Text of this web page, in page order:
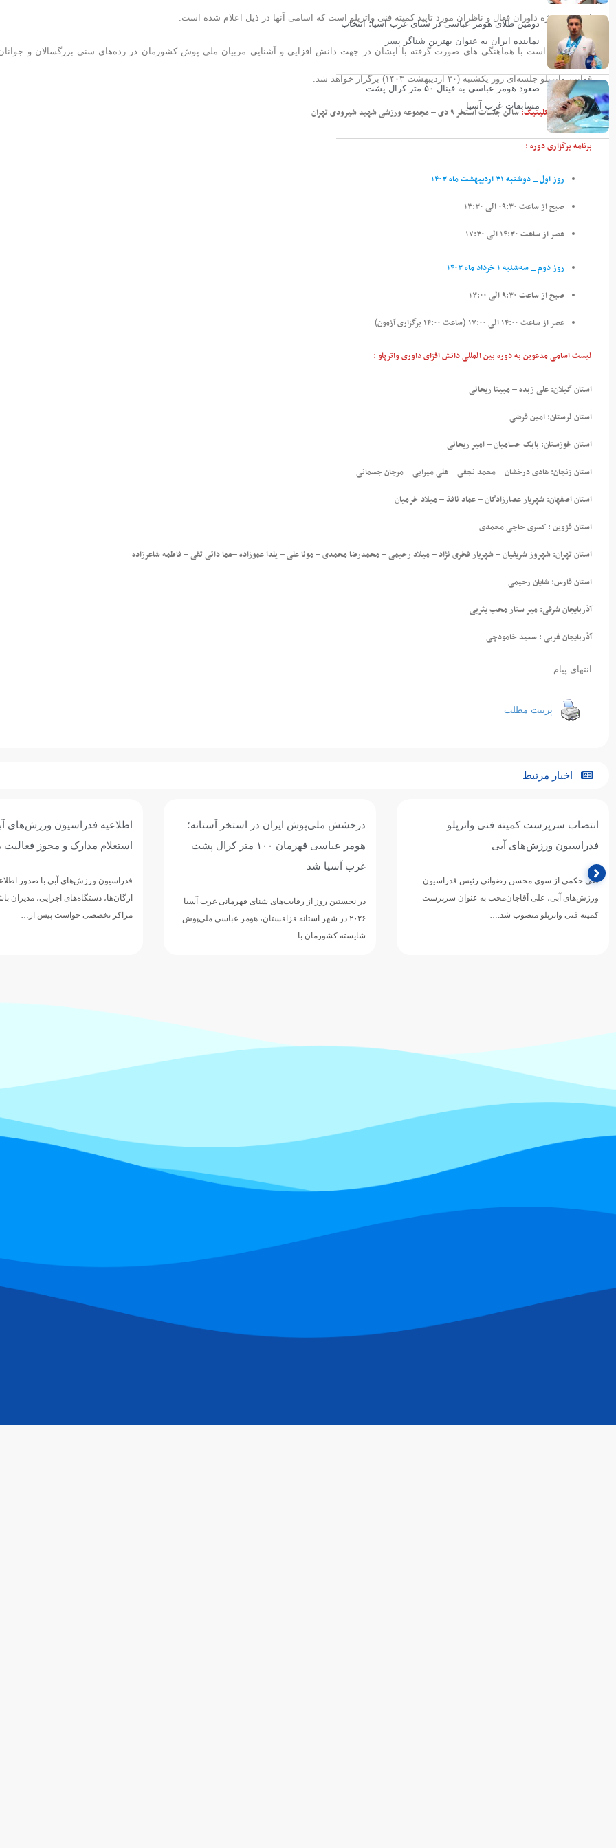
این دوره ویژه داوران فعال و ناظران مورد تایید کمیته فنی واترپلو است که اسامی آنها در ذیل اعلام شده است.
لازم به ذکر است با هماهنگی های صورت گرفته با ایشان در جهت دانش افزایی و آشنایی مربیان ملی پوش کشورمان در رده‌های سنی بزرگسالان و
قوانین واترپلو جلسه‌ای روز یکشنبه (۳۰ اردیبهشت ۱۴۰۳) برگزار خواهد شد.
محل برگزاری کلینیک:سالن جلسات استخر ۹ دی – مجموعه ورزشی شهید شیرودی تهران
برنامه برگزاری دوره :
روز اول _ دوشنبه ۳۱ اردیبهشت ماه ۱۴۰۳
صبح از ساعت ۰۹:۳۰ الی ۱۳:۳۰
عصر از ساعت ۱۴:۳۰ الی ۱۷:۳۰
روز دوم _ سه‌شنبه ۱ خرداد ماه ۱۴۰۳
صبح از ساعت ۹:۳۰ الی ۱۳:۰۰
عصر از ساعت ۱۴:۰۰ الی ۱۷:۰۰
(ساعت ۱۴:۰۰ برگزاری آزمون )
لیست اسامی مدعوین به دوره بین المللی دانش افزای داوری واترپلو :
استان گیلان: علی زبده – مبینا ریحانی
استان لرستان: امین فرضی
استان خوزستان: بابک حسامیان – امیر ریحانی
استان زنجان: هادی درخشان – محمد نجفی – علی میرابی – مرجان جسمانی
استان اصفهان: شهریار عصارزادگان – عماد نافذ – میلاد خرمیان
استان قزوین : کسری حاجی محمدی
استان تهران: شهروز شریفیان – شهریار فخری نژاد – میلاد رحیمی – محمدرضا محمدی – مونا علی – یلدا عموزاده –هما دائی تقی – فاطمه شاعرزاده
استان فارس: شایان رحیمی
آذربایجان شرقی: میر ستار محب یثربی
آذربایجان غربی : سعید خامودچی
انتهای پیام
پرینت مطلب
دومین طلای هومر عباسی در شنای غرب آسیا؛ انتخاب
نماینده ایران به عنوان بهترین شناگر پسر
صعود هومر عباسی به فینال ۵۰ متر کرال پشت
مسابقات غرب آسیا
اخبار مرتبط
درخشش ملی‌پوش ایران در استخر آستانه؛
غرب آسیا شد
در نخستین روز از رقابت‌های شنای قهرمانی غرب آسیا
۲۰۲۶ در شهر آستانه قزاقستان، هومر عباسی ملی‌پوش
اطلاعیه فدراسیون ورزش‌های آبی درباره
استعلام مدارک و مجوز فعالیت مربیان
ارگان‌ها، دستگاه‌های اجرایی، مدیران باشگاه‌های شنا و
مراکز تخصصی خواست پیش از…
آغاز اردوی آماده‌سازی تیم ملی
ایران در روسیه / اردوی مشترک
تیم ملی واترپلوی بزرگسالان ایران در